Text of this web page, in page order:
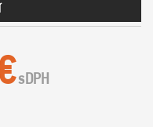
sDPH